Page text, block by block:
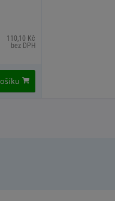
110,10 Kč
bez DPH